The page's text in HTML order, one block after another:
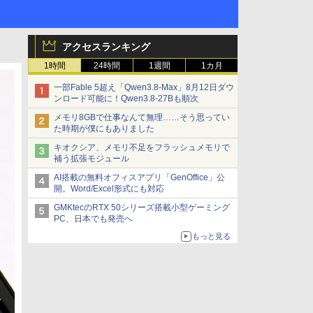
アクセスランキング
1時間 24時間 1週間 1カ月
一部Fable 5超え「Qwen3.8-Max」8月12日ダウ
ンロード可能に！Qwen3.8-27Bも順次
メモリ8GBで仕事なんて無理……そう思ってい
た時期が僕にもありました
キオクシア、メモリ不足をフラッシュメモリで
補う拡張モジュール
AI搭載の無料オフィスアプリ「GenOffice」公
開。Word/Excel形式にも対応
GMKtecのRTX 50シリーズ搭載小型ゲーミング
PC、日本でも発売へ
もっと見る